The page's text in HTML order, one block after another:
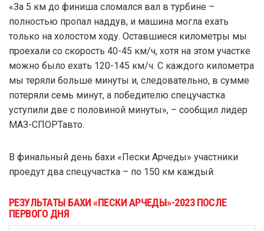
«За 5 км до финиша сломался вал в турбине –
полностью пропал наддув, и машина могла ехать
только на холостом ходу. Оставшиеся километры мы
проехали со скорость 40-45 км/ч, хотя на этом участке
можно было ехать 120-145 км/ч. С каждого километра
мы теряли больше минуты и, следовательно, в сумме
потеряли семь минут, а победителю спецучастка
уступили две с половиной минуты», – сообщил лидер
МАЗ-СПОРТавто.
В финальный день бахи «Пески Арчеды» участники
проедут два спецучастка – по 150 км каждый.
РЕЗУЛЬТАТЫ БАХИ «ПЕСКИ АРЧЕДЫ»-2023 ПОСЛЕ
ПЕРВОГО ДНЯ